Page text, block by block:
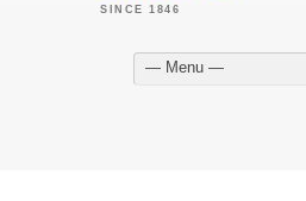
— Menu —